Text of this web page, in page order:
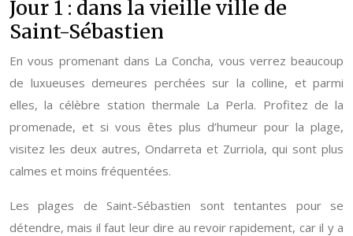
Jour 1 : dans la vieille ville de
Saint-Sébastien
En vous promenant dans La Concha, vous verrez beaucoup
de luxueuses demeures perchées sur la colline, et parmi
elles, la célèbre station thermale La Perla. Profitez de la
promenade, et si vous êtes plus d’humeur pour la plage,
visitez les deux autres, Ondarreta et Zurriola, qui sont plus
calmes et moins fréquentées.
Les plages de Saint-Sébastien sont tentantes pour se
détendre, mais il faut leur dire au revoir rapidement, car il y a